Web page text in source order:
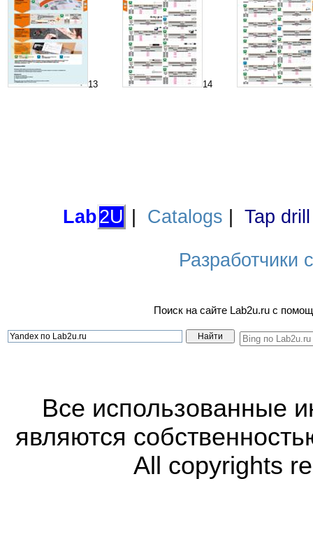
13 14
Lab2U Catalogs Tap
Разработчики
Поиск на сайте Lab2u.ru с
Все использованные
являются
All copyrights